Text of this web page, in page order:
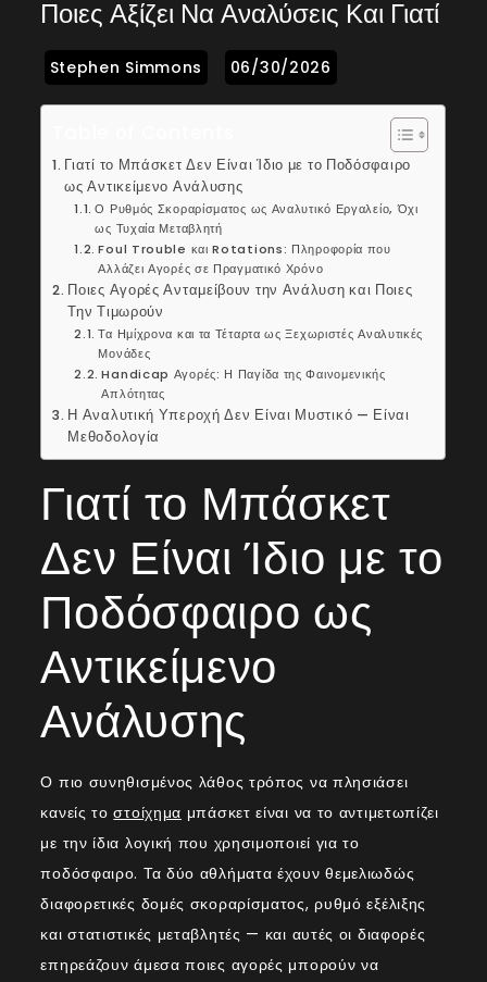
Ποιες Αξίζει Να Αναλύσεις Και Γιατί
Γιατί το Μπάσκετ Δεν Είναι Ίδιο με το Ποδόσφαιρο
ως Αντικείμενο Ανάλυσης
Ο Ρυθμός Σκοραρίσματος ως Αναλυτικό Εργαλείο, Όχι
ως Τυχαία Μεταβλητή
Foul Trouble και Rotations: Πληροφορία που
Αλλάζει Αγορές σε Πραγματικό Χρόνο
Ποιες Αγορές Ανταμείβουν την Ανάλυση και Ποιες
Την Τιμωρούν
Τα Ημίχρονα και τα Τέταρτα ως Ξεχωριστές Αναλυτικές
Μονάδες
Handicap Αγορές: Η Παγίδα της Φαινομενικής
Απλότητας
Η Αναλυτική Υπεροχή Δεν Είναι Μυστικό — Είναι
Μεθοδολογία
Γιατί το Μπάσκετ
Δεν Είναι Ίδιο με το
Ποδόσφαιρο ως
Αντικείμενο
Ανάλυσης
Ο πιο συνηθισμένος λάθος τρόπος να πλησιάσει
κανείς τοστοίχημα μπάσκετ είναι να το αντιμετωπίζει
με την ίδια λογική που χρησιμοποιεί για το
ποδόσφαιρο. Τα δύο αθλήματα έχουν θεμελιωδώς
διαφορετικές δομές σκοραρίσματος, ρυθμό εξέλιξης
και στατιστικές μεταβλητές — και αυτές οι διαφορές
επηρεάζουν άμεσα ποιες αγορές μπορούν να